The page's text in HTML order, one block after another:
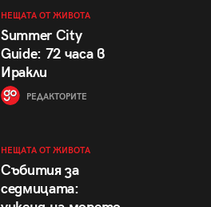
НЕЩАТА ОТ ЖИВОТА
Summer City
Guide: 72 часа в
Иракли
РЕДАКТОРИТЕ
НЕЩАТА ОТ ЖИВОТА
Събития за
седмицата: